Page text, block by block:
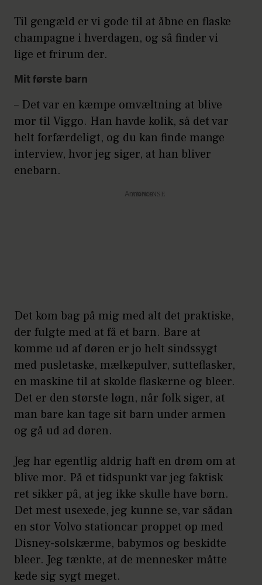
Til gengæld er vi gode til at åbne en flaske
champagne i hverdagen, og så finder vi
lige et frirum der.
Mit første barn
– Det var en kæmpe omvæltning at blive
mor til Viggo. Han havde kolik, så det var
helt forfærdeligt, og du kan finde mange
interview, hvor jeg siger, at han bliver
enebarn.
Annonce
Det kom bag på mig med alt det praktiske,
der fulgte med at få et barn. Bare at
komme ud af døren er jo helt sindssygt
med pusletaske, mælkepulver, sutteflasker,
en maskine til at skolde flaskerne og bleer.
Det er den største løgn, når folk siger, at
man bare kan tage sit barn under armen
og gå ud ad døren.
Jeg har egentlig aldrig haft en drøm om at
blive mor. På et tidspunkt var jeg faktisk
ret sikker på, at jeg ikke skulle have børn.
Det mest usexede, jeg kunne se, var sådan
en stor Volvo stationcar proppet op med
Disney-solskærme, babymos og beskidte
bleer. Jeg tænkte, at de mennesker måtte
kede sig sygt meget.